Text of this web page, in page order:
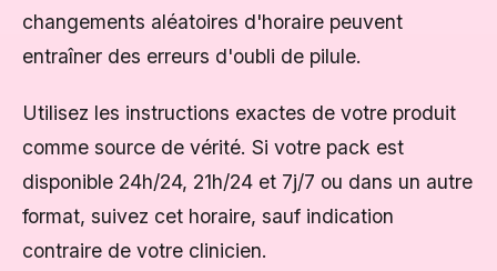
changements aléatoires d'horaire peuvent
entraîner des erreurs d'oubli de pilule.
Utilisez les instructions exactes de votre produit
comme source de vérité. Si votre pack est
disponible 24h/24, 21h/24 et 7j/7 ou dans un autre
format, suivez cet horaire, sauf indication
contraire de votre clinicien.